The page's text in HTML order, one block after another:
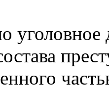
уголовное